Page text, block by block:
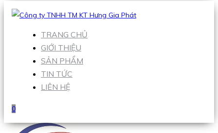
TRANG CHỦ
GIỚI THIỆU
SẢN PHẨM
TIN TỨC
LIÊN HỆ
0